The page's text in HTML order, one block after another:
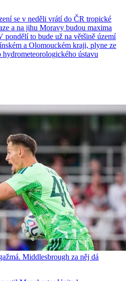
se v neděli vrátí do ČR tropické
a na jihu Moravy budou maxima
pondělí to bude už na většině území
a Olomouckém kraji, plyne ze
ústavu
Middlesbrough za něj dá